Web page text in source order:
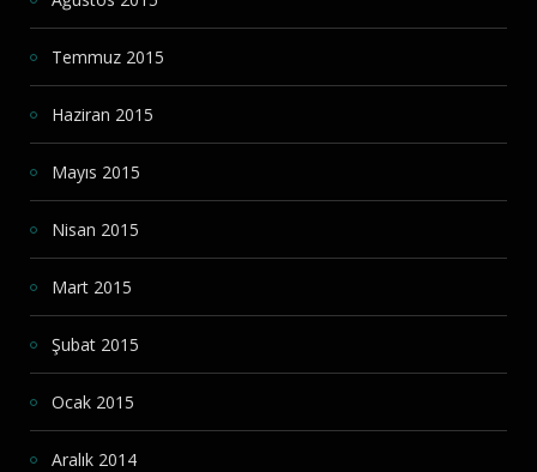
Temmuz 2015
Haziran 2015
Mayıs 2015
Nisan 2015
Mart 2015
Şubat 2015
Ocak 2015
Aralık 2014